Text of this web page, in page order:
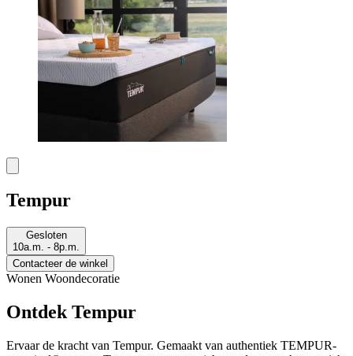
Tempur
Gesloten
10a.m. - 8p.m.
Contacteer de winkel
Wonen Woondecoratie
Ontdek Tempur
Ervaar de kracht van Tempur. Gemaakt van authentiek TEMPUR-